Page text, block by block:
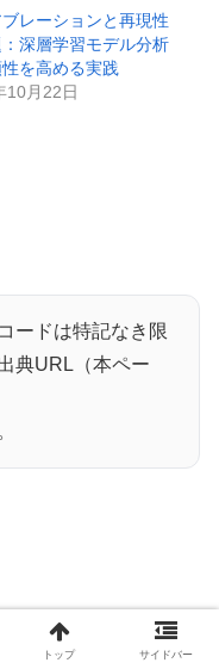
レーションと再現性
深層学習モデル分析
を高める実践
10月22日
ードは特記なき限
典URL（本ペー
トップ サイドバー